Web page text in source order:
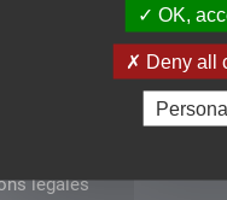
OK,
Deny all
légales